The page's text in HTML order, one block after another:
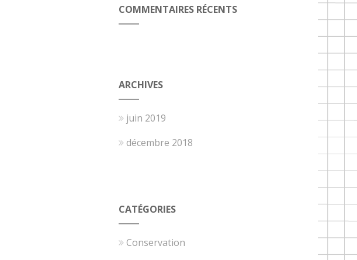
COMMENTAIRES RÉCENTS
ARCHIVES
juin 2019
décembre 2018
CATÉGORIES
Conservation